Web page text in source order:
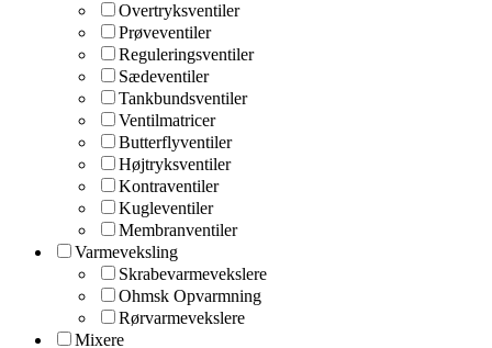
Overtryksventiler
Prøveventiler
Reguleringsventiler
Sædeventiler
Tankbundsventiler
Ventilmatricer
Butterflyventiler
Højtryksventiler
Kontraventiler
Kugleventiler
Membranventiler
Varmeveksling
Skrabevarmevekslere
Ohmsk Opvarmning
Rørvarmevekslere
Mixere